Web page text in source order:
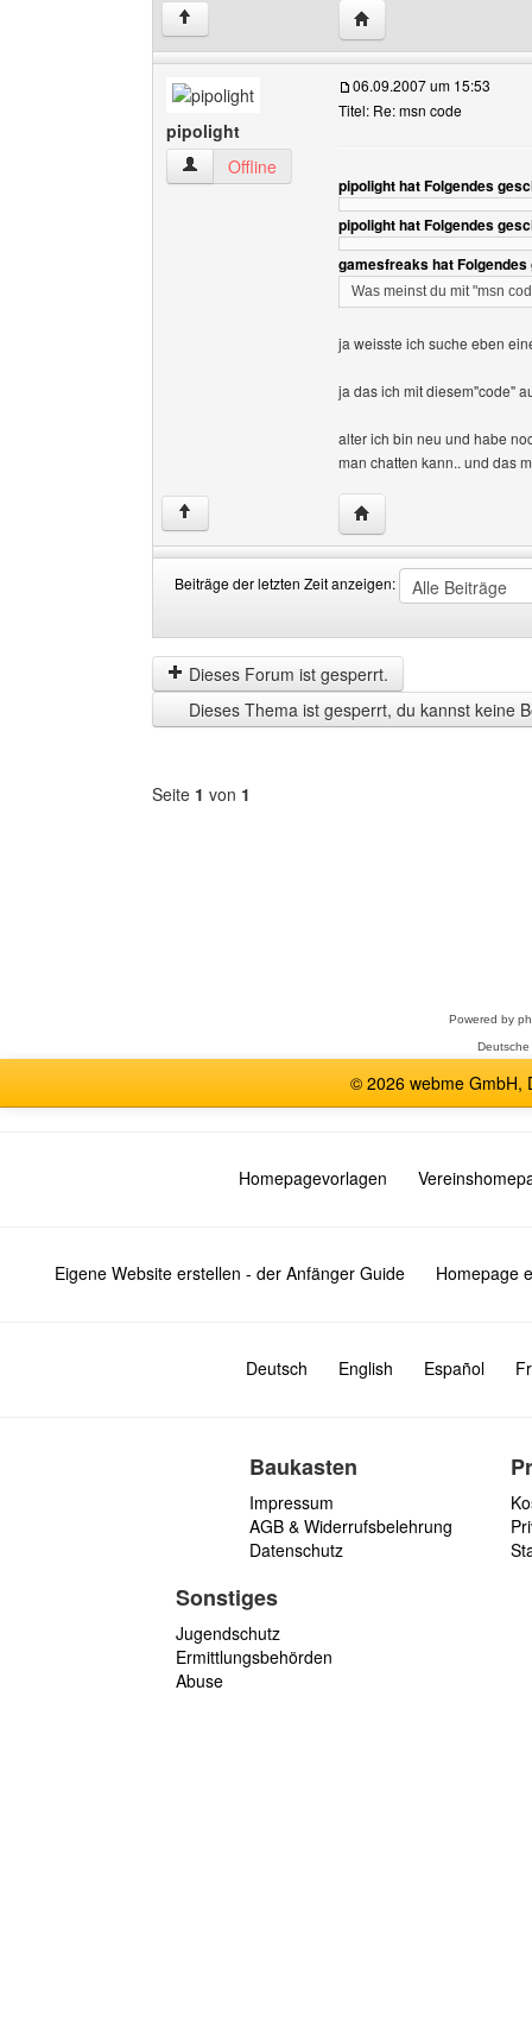
↑ Website dieses
pipolight
pipolight Benutzer-Profile anzeigen
Offline
06.09.2007 um 15:53
Titel: Re: msn code
pipolight hat Folgendes
pipolight hat Folgendes
gamesfreaks hat
Was meinst du mit "msn
ja weisste ich suche eben
ja das ich mit diesem''code''
alter ich bin neu und habe
man chatten kann.. und das
↑ Website dieses
Beiträge der letzten Zeit anzeigen:
der
letzten
Zeit
anzeigen
by
Dieses Forum ist gesperrt.
Dieses Thema ist gesperrt, du kannst keine
Seite 1 von 1
Powered by
© 2026 webme GmbH,
Homepagevorlagen
Eigene Website erstellen - der Anfänger Guide Homepage
Deutsch English Español
Baukasten
Impressum
AGB & Widerrufsbelehrung
Datenschutz
Sonstiges
Jugendschutz
Ermittlungsbehörden
Abuse